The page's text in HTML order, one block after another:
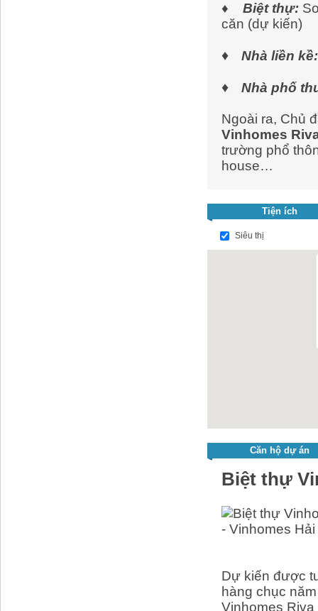
♦ Biệt thự:
căn (dự kiến)
♦ Nhà liền kề:
♦ Nhà phố
Ngoài ra, Chủ
Vinhomes
trường phổ
house…
Tiện ích
Siêu thị
Căn hộ dự án
Biệt thự
Dự kiến được
hàng chục
Vinhomes